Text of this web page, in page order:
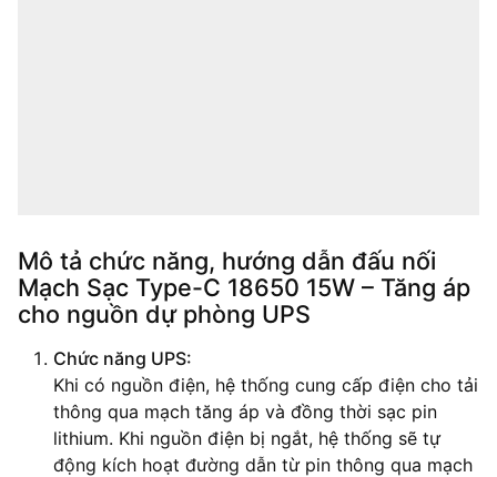
Mô tả chức năng, hướng dẫn đấu nối
Mạch Sạc Type-C 18650 15W – Tăng áp
cho nguồn dự phòng UPS
Chức năng UPS:
Khi có nguồn điện, hệ thống cung cấp điện cho tải
thông qua mạch tăng áp và đồng thời sạc pin
lithium. Khi nguồn điện bị ngắt, hệ thống sẽ tự
động kích hoạt đường dẫn từ pin thông qua mạch